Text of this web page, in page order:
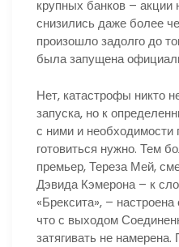
крупных банков – акции
снизились даже более
произошло задолго до
была запущена
Нет, катастрофы никто
запуска, но к
с ними и необходимости
готовиться нужно. Тем
премьер, Тереза Мей,
Дэвида Кэмерона – к
«Брексита», –
что с выходом
затягивать не